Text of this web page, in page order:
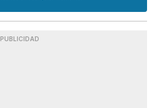
PUBLICIDAD